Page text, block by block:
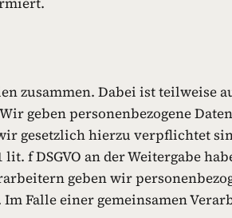
zusammen. Dabei ist teilweise
geben personenbezogene
gesetzlich hierzu verpflichtet
f DSGVO an der Weitergabe
geben wir
Falle einer gemeinsamen